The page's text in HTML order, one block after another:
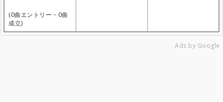
(0曲エントリー・0曲
成立)
Ads by Google